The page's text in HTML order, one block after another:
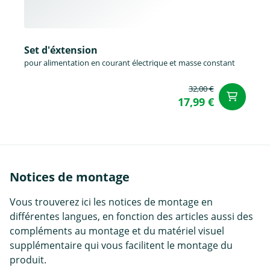
Set d'éxtension
pour alimentation en courant électrique et masse constant
32,00 €
17,99 €
Notices de montage
Vous trouverez ici les notices de montage en
différentes langues, en fonction des articles aussi des
compléments au montage et du matériel visuel
supplémentaire qui vous facilitent le montage du
produit.